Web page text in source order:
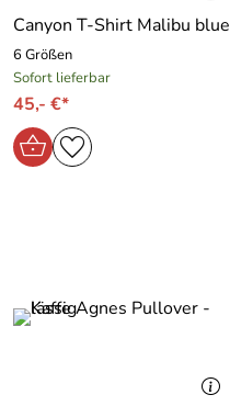
Canyon T-Shirt Malibu blue
6 Größen
Sofort lieferbar
45,- €*